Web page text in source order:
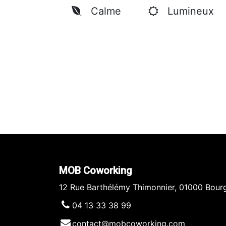
Calme
Lumineux
MOB Coworking
12 Rue Barthélémy Thimonnier, 01000
04 13 33 38 99
contact@mobcoworking.com